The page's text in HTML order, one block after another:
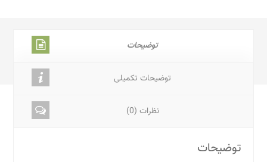
توضیحات
توضیحات تکمیلی
نظرات (0)
توضیحات